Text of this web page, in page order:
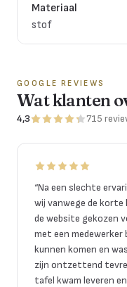
Materiaal
stof
GOOGLE REVIEWS
Wat klanten
4,3 715
“Na een slechte
wij vanwege de
de website gekozen
met een
kunnen komen en
zijn ontzettend
tafel kwam leveren